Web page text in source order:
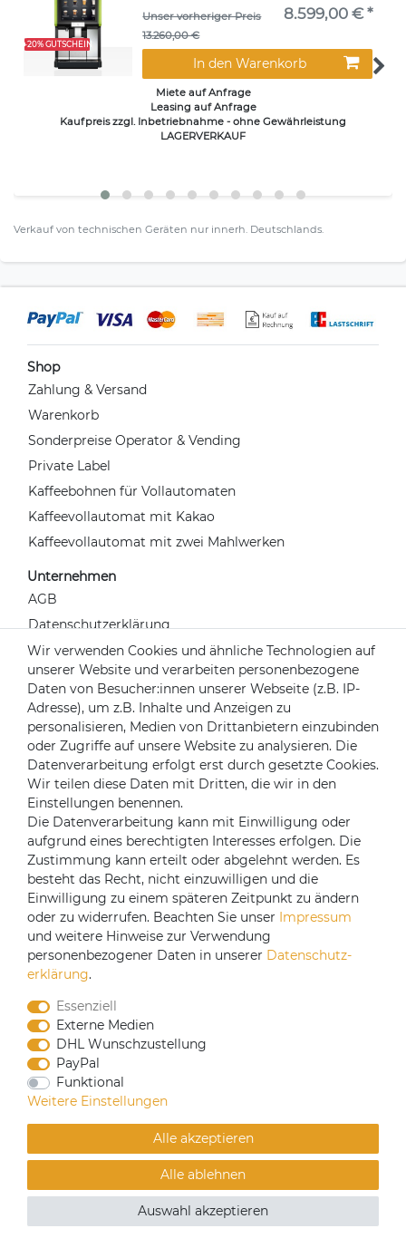
+20% GUTSCHEIN
Unser vorheriger Preis
13.260,00 €
8.599,00 € *
In den Warenkorb
Miete auf Anfrage
Leasing auf Anfrage
Kaufpreis zzgl. Inbetriebnahme - ohne Gewährleistung
LAGERVERKAUF
Verkauf von technischen Geräten nur innerh. Deutschlands.
Shop
Zahlung & Versand
Warenkorb
Sonderpreise Operator & Vending
Private Label
Kaffeebohnen für Vollautomaten
Kaffeevollautomat mit Kakao
Kaffeevollautomat mit zwei Mahlwerken
Unternehmen
AGB
Datenschutzerklärung
Widerrufsrecht
Impressum
Kontakt
Über uns
Mein Konto
Login
Registrieren
Versandpartner
CoffeeB2B hat eine Einkaufsvereinbarung mit
Coffeefair. Sollten Sie den Mindestbestellwert nicht
erreichen, können Sie bei www.coffeefair.de bestellen.
Verkauf nur an gewerbliche Kunden | Mindestbestellwert
© Copyright 2019 Alle Rechte vorbehalten. | webshop by
Wir verwenden Cookies und ähnliche Technologien auf
unserer Website und verarbeiten personenbezogene
Daten von Besucher:innen unserer Webseite (z.B. IP-
Adresse), um z.B. Inhalte und Anzeigen zu
personalisieren, Medien von Drittanbietern einzubinden
oder Zugriffe auf unsere Website zu analysieren. Die
Datenverarbeitung erfolgt erst durch gesetzte Cookies.
Wir teilen diese Daten mit Dritten, die wir in den
Einstellungen benennen.
Die Datenverarbeitung kann mit Einwilligung oder
aufgrund eines berechtigten Interesses erfolgen. Die
Zustimmung kann erteilt oder abgelehnt werden. Es
besteht das Recht, nicht einzuwilligen und die
Einwilligung zu einem späteren Zeitpunkt zu ändern
oder zu widerrufen. Beachten Sie unser Impressum
und weitere Hinweise zur Verwendung
personenbezogener Daten in unserer Daten­schutz­
erklärung.
Essenziell
Externe Medien
DHL Wunschzustellung
PayPal
Funktional
Weitere Einstellungen
Alle akzeptieren
Alle ablehnen
Auswahl akzeptieren